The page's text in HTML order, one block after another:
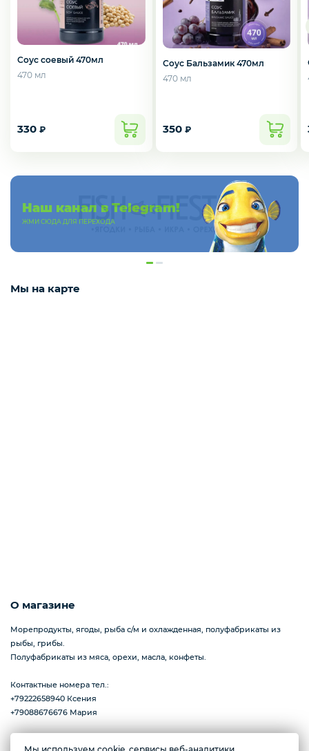
Орехи
Утки
Мороженое
Соус соевый 470мл
470 мл
330 ₽
Соус Бальзамик 470мл
470 мл
350 ₽
Наш канал в Telegram!
ЖМИ СЮДА ДЛЯ ПЕРЕХОДА
Мы на карте
О магазине
Морепродукты, ягоды, рыба с/м и охлажденная, полуфабрикаты из
рыбы, грибы.
Полуфабрикаты из мяса, орехи, масла, конфеты.
Контактные номера тел.:
+79222658940 Ксения
+79088676676 Мария